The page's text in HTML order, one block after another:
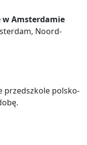
w Amsterdamie
Noord-
przedszkole polsko-